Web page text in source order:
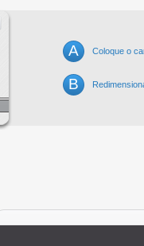
A Coloque o
B